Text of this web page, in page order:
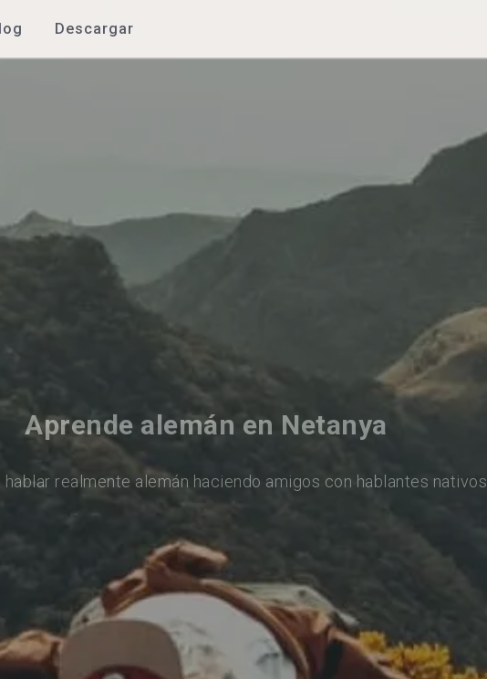
Descargar
Aprende alemán en Netanya
hablar realmente alemán haciendo amigos con hablantes nativos